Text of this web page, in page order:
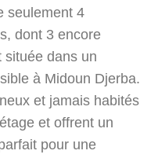
seulement 4
dont 3 encore
située dans un
à Midoun Djerba.
et jamais habités
et offrent un
pour une